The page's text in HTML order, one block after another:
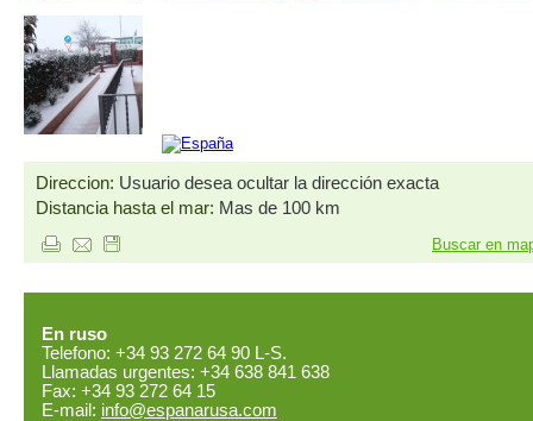
Direccion: Usuario desea ocultar la dirección exacta
Distancia hasta el mar: Mas de 100 km
Buscar en
En ruso
Telefono: +34 93 272 64 90 L-S.
Llamadas urgentes: +34 638 841 638
Fax: +34 93 272 64 15
E-mail: info@espanarusa.com